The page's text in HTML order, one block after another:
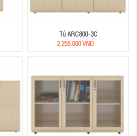
Tủ ARC800-3C
2.255.000 VNĐ